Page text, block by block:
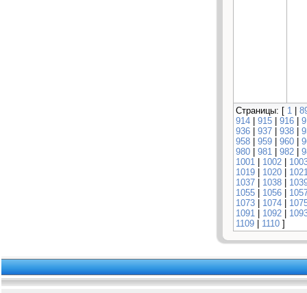
Страницы: [ 1 |
914 | 915 | 916 |
936 | 937 | 938 |
958 | 959 | 960 |
980 | 981 | 982 |
1001 | 1002 |
1019 | 1020 |
1037 | 1038 |
1055 | 1056 |
1073 | 1074 |
1091 | 1092 |
1109 | 1110 ]